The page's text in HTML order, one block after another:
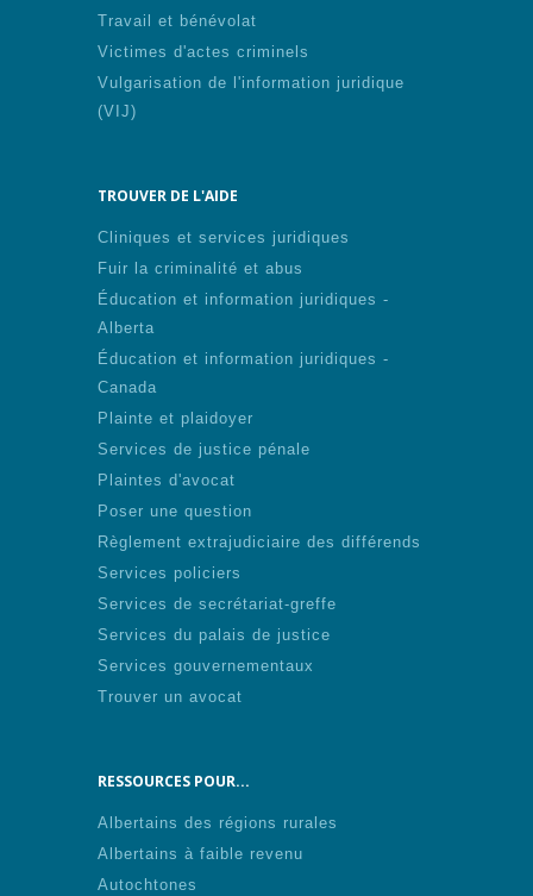
Travail et bénévolat
Victimes d'actes criminels
Vulgarisation de l'information juridique
(VIJ)
TROUVER DE L'AIDE
Cliniques et services juridiques
Fuir la criminalité et abus
Éducation et information juridiques -
Alberta
Éducation et information juridiques -
Canada
Plainte et plaidoyer
Services de justice pénale
Plaintes d'avocat
Poser une question
Règlement extrajudiciaire des différends
Services policiers
Services de secrétariat-greffe
Services du palais de justice
Services gouvernementaux
Trouver un avocat
RESSOURCES POUR...
Albertains des régions rurales
Albertains à faible revenu
Autochtones